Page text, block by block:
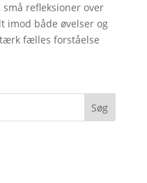
refleksioner over
imod både øvelser og
fælles forståelse
Søg